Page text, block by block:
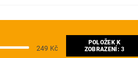
249 Kč
POLOŽEK K
ZOBRAZENÍ:3